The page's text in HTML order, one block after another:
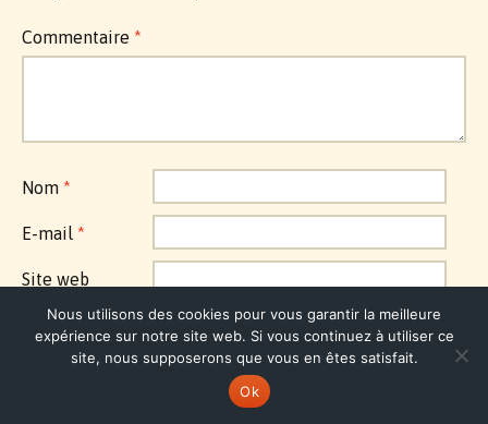
Commentaire *
Nom *
E-mail *
Site web
Enregistrer mon nom, mon e-mail et mon site dans
le navigateur pour mon prochain commentaire.
Nous utilisons des cookies pour vous garantir la meilleure
expérience sur notre site web. Si vous continuez à utiliser ce
site, nous supposerons que vous en êtes satisfait.
Ok